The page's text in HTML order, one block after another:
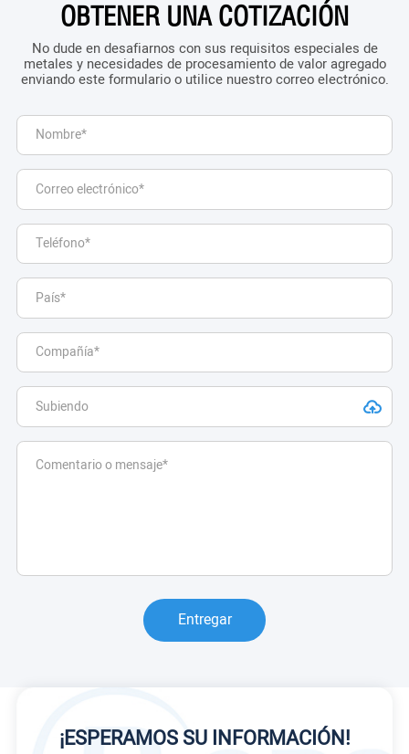
OBTENER UNA COTIZACIÓN
No dude en desafiarnos con sus requisitos especiales de
metales y necesidades de procesamiento de valor agregado
enviando este formulario o utilice nuestro correo electrónico.
Entregar
¡ESPERAMOS SU INFORMACIÓN!